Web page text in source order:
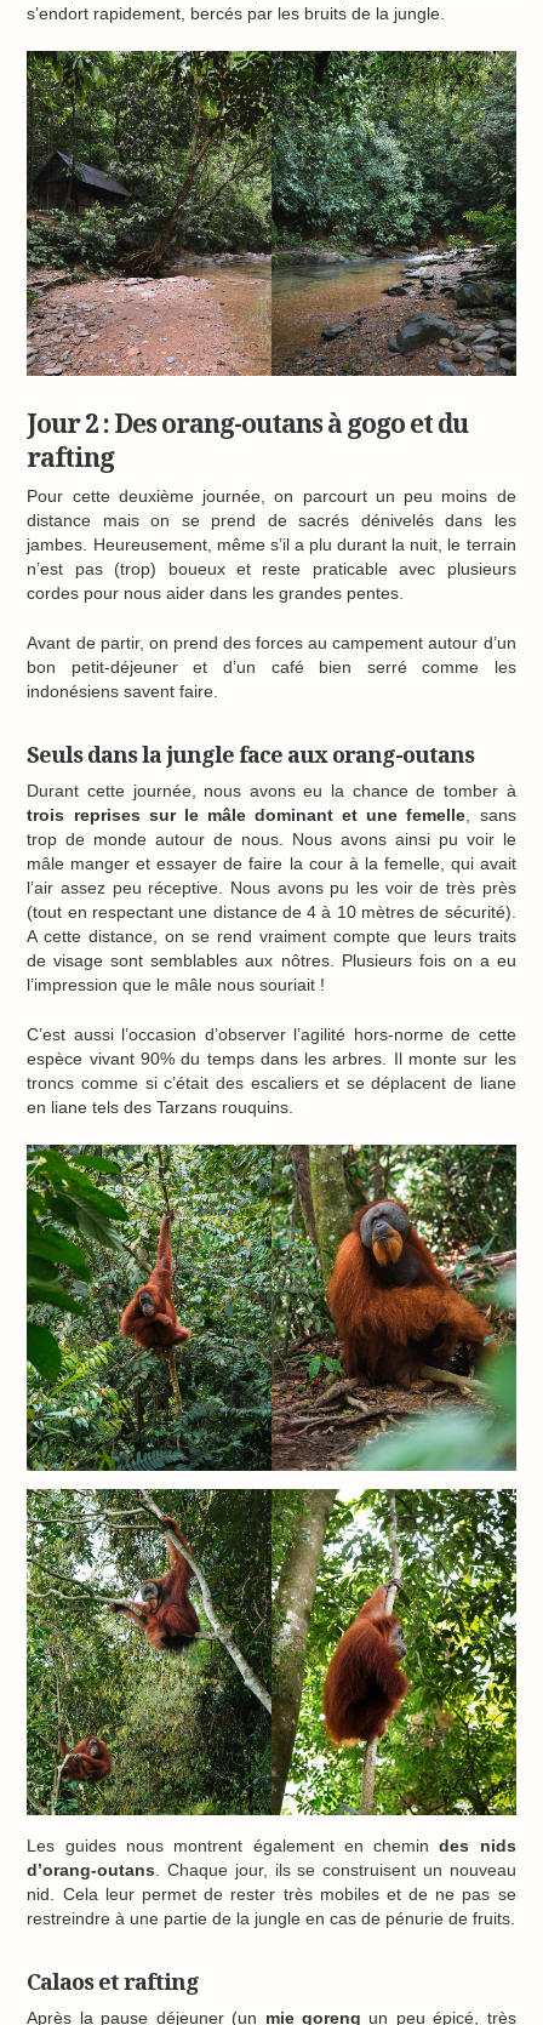
s’endort rapidement, bercés par les bruits de la jungle.
Jour 2 : Des orang-outans à gogo et du
rafting
Pour cette deuxième journée, on parcourt un peu moins de
distance mais on se prend de sacrés dénivelés dans les
jambes. Heureusement, même s’il a plu durant la nuit, le terrain
n’est pas (trop) boueux et reste praticable avec plusieurs
cordes pour nous aider dans les grandes pentes.
Avant de partir, on prend des forces au campement autour d’un
bon petit-déjeuner et d’un café bien serré comme les
indonésiens savent faire.
Seuls dans la jungle face aux orang-outans
Durant cette journée, nous avons eu la chance de tomber à
trois reprises sur le mâle dominant et une femelle, sans
trop de monde autour de nous. Nous avons ainsi pu voir le
mâle manger et essayer de faire la cour à la femelle, qui avait
l’air assez peu réceptive. Nous avons pu les voir de très près
(tout en respectant une distance de 4 à 10 mètres de sécurité).
A cette distance, on se rend vraiment compte que leurs traits
de visage sont semblables aux nôtres. Plusieurs fois on a eu
l’impression que le mâle nous souriait !
C’est aussi l’occasion d’observer l’agilité hors-norme de cette
espèce vivant 90% du temps dans les arbres. Il monte sur les
troncs comme si c’était des escaliers et se déplacent de liane
en liane tels des Tarzans rouquins.
Les guides nous montrent également en chemindes nids
d’orang-outans . Chaque jour, ils se construisent un nouveau
nid. Cela leur permet de rester très mobiles et de ne pas se
restreindre à une partie de la jungle en cas de pénurie de fruits.
Calaos et rafting
Après la pause déjeuner (un mie goreng un peu épicé, très